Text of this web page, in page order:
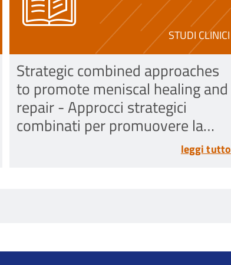
STUDI CLINICI
Strategic combined approaches
to promote meniscal healing and
repair - Approcci strategici
combinati per promuovere la
guarigione e la riparazione del
leggi tutto